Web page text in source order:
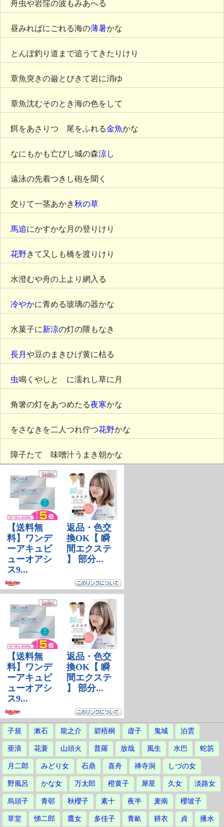
舟虫や岩窪の波もみあへる
昼みればにごれる海の薄暑かな
とんぼ釣り道まで追うてきたりけり
章魚突きの巌とびきて岩に消ゆ
章魚沈むそのとき海の色をして
餌をあさりつゝ尾をふれる金魚かな
なにもかも亡びし城の森涼し
遠泳の先着つきし砲を聞く
交りて一茎あかき秋の草
馬追にかすかな月の登りけり
花野きて又しも橋を渡りけり
水澄むや舟の上より網入るゝ
冷やかに青める玻璃の器かな
水菓子に新涼の灯の隈もなき
長月 や豆のまきひげ黄に枯るゝ
虫鳴くやしとゞに濡れし草に月
角箸の灯をあつめたる夜寒かな
をさなきを二人つれ佇つ花野かな
障子たてゝ味噌汁うまき朝かな
子規 漱石 龍之介 碧梧桐 虚子 鬼城 泊雲
亜浪 花蓑 山頭火 普羅 放哉 風生 水巴 蛇笏
月二郎 みどり女 石鼎 喜舟 禅寺洞 しづの女
野風呂 かな女 万太郎 橙黄子 犀星 久女 淡路女
烏頭子 青邨 秋櫻子 素十 夜半 麦南 櫻坡子
草堂 悌二郎 鷹女 多佳子 青畝 耕衣 貞 播水